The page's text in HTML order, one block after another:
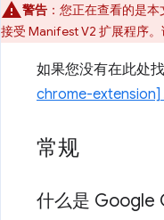
警告 ：您正在查看的是
接受 Manifest V2 扩展程序。
如果您没有在此处
chrome-extension]
常规
什么是 Google